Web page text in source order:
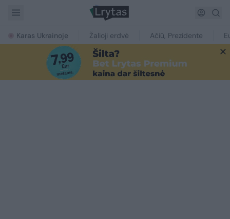
Karas Ukrainoje Žalioji erdvė Ačiū, Prezidente